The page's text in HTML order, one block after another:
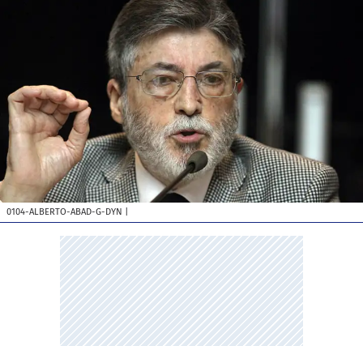
0104-ALBERTO-ABAD-G-DYN